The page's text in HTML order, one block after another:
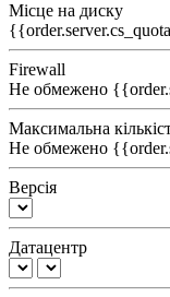
Місце на диску
Firewall
Не обмежено
Максимальна
Не обмежено
Версія
Датацентр